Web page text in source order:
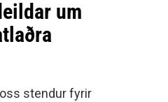
um
stendur fyrir